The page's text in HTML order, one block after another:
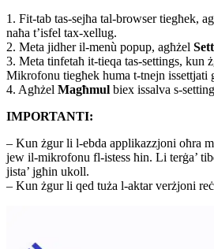
1. Fit-tab tas-sejħa tal-browser tiegħek,
naħa t’isfel tax-xellug.
2. Meta jidher il-menù popup, agħżel
3. Meta tinfetaħ it-tieqa tas-settings, kun
Mikrofonu tiegħek huma t-tnejn issettjati
4. Agħżel Magħmul biex issalva s-
IMPORTANTI:
– Kun żgur li l-ebda applikazzjoni oħra
jew il-mikrofonu fl-istess ħin. Li terġa’
jista’ jgħin ukoll.
– Kun żgur li qed tuża l-aktar verżjoni